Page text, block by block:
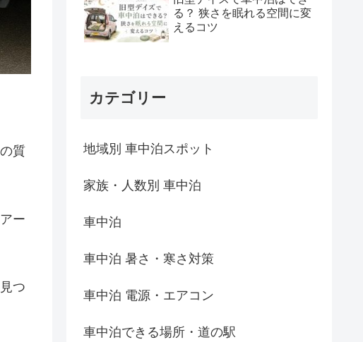
質
ー
つ
る？ 狭さを眠れる空間に変
えるコツ
カテゴリー
地域別 車中泊スポット
家族・人数別 車中泊
車中泊
車中泊 暑さ・寒さ対策
車中泊 電源・エアコン
車中泊できる場所・道の駅